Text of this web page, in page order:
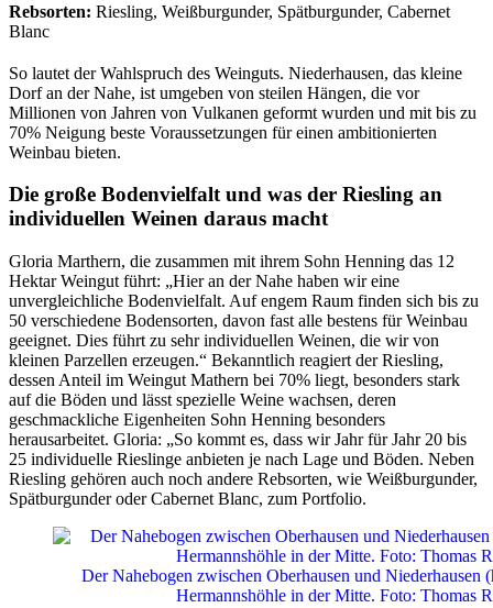
Rebsorten: Riesling, Weißburgunder, Spätburgunder, Cabernet
Blanc
So lautet der Wahlspruch des Weinguts. Niederhausen, das kleine
Dorf an der Nahe, ist umgeben von steilen Hängen, die vor
Millionen von Jahren von Vulkanen geformt wurden und mit bis zu
70% Neigung beste Voraussetzungen für einen ambitionierten
Weinbau bieten.
Die große Bodenvielfalt und was der Riesling an
individuellen Weinen daraus macht
Gloria Marthern, die zusammen mit ihrem Sohn Henning das 12
Hektar Weingut führt: „Hier an der Nahe haben wir eine
unvergleichliche Bodenvielfalt. Auf engem Raum finden sich bis zu
50 verschiedene Bodensorten, davon fast alle bestens für Weinbau
geeignet. Dies führt zu sehr individuellen Weinen, die wir von
kleinen Parzellen erzeugen.“ Bekanntlich reagiert der Riesling,
dessen Anteil im Weingut Mathern bei 70% liegt, besonders stark
auf die Böden und lässt spezielle Weine wachsen, deren
geschmackliche Eigenheiten Sohn Henning besonders
herausarbeitet. Gloria: „So kommt es, dass wir Jahr für Jahr 20 bis
25 individuelle Rieslinge anbieten je nach Lage und Böden. Neben
Riesling gehören auch noch andere Rebsorten, wie Weißburgunder,
Spätburgunder oder Cabernet Blanc, zum Portfolio.
Der Nahebogen zwischen Oberhausen und Niederhausen
Hermannshöhle in der Mitte. Foto: Thomas